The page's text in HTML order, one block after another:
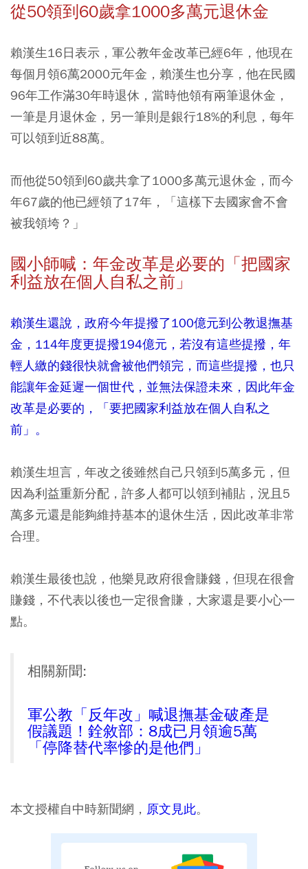
從50領到60歲拿1000多萬元退休金
賴漢生16日表示，軍公教年金改革已經6年，他現在
每個月領6萬2000元年金，賴漢生也分享，他在民國
96年工作滿30年時退休，當時他領有兩筆退休金，
一筆是月退休金，另一筆則是銀行18%的利息，每年
可以領到近88萬。
而他從50領到60歲共拿了1000多萬元退休金，而今
年67歲的他已經領了17年，「這樣下去國家會不會
被我領垮？」
國小師喊：年金改革是必要的「把國家
利益放在個人自私之前」
賴漢生還說，政府今年提撥了100億元到公教退撫基
金，114年度更提撥194億元，若沒有這些提撥，年
輕人繳的錢很快就會被他們領完，而這些提撥，也只
能讓年金延遲一個世代，並無法保證未來，因此年金
改革是必要的，「要把國家利益放在個人自私之
前」。
賴漢生坦言，年改之後雖然自己只領到5萬多元，但
因為利益重新分配，許多人都可以領到補貼，況且5
萬多元還是能夠維持基本的退休生活，因此改革非常
合理。
賴漢生最後也說，他樂見政府很會賺錢，但現在很會
賺錢，不代表以後也一定很會賺，大家還是要小心一
點。
相關新聞:
軍公教「反年改」喊退撫基金破產是
假議題！銓敘部：8成已月領逾5萬
「停降替代率慘的是他們」
本文授權自中時新聞網， 原文見此。